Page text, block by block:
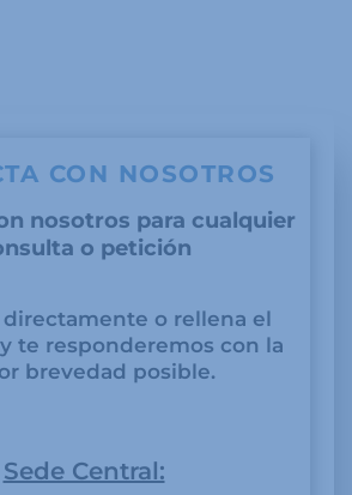
CON NOSOTROS
nosotros para cualquier
o petición
o rellena el
te responderemos con la
brevedad posible.
Sede Central: